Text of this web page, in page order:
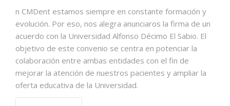
n CMDent estamos siempre en constante formación y
evolución. Por eso, nos alegra anunciaros la firma de un
acuerdo con la Universidad Alfonso Décimo El Sabio. El
objetivo de este convenio se centra en potenciar la
colaboración entre ambas entidades con el fin de
mejorar la atención de nuestros pacientes y ampliar la
oferta educativa de la Universidad.